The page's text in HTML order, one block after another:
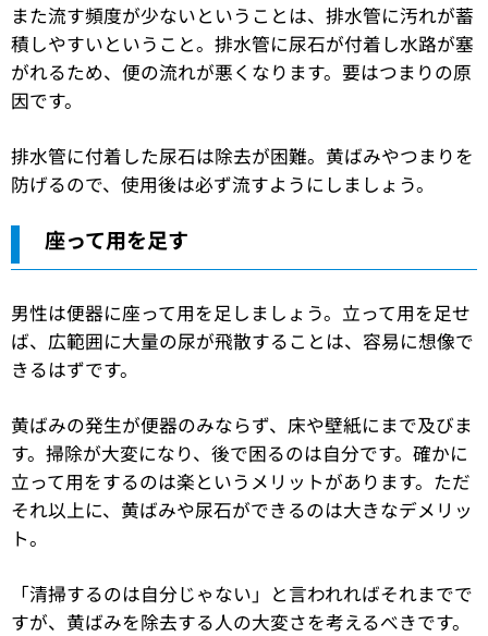
また流す頻度が少ないということは、排水管に汚れが蓄
積しやすいということ。排水管に尿石が付着し水路が塞
がれるため、便の流れが悪くなります。要はつまりの原
因です。
排水管に付着した尿石は除去が困難。黄ばみやつまりを
防げるので、使用後は必ず流すようにしましょう。
座って用を足す
男性は便器に座って用を足しましょう。立って用を足せ
ば、広範囲に大量の尿が飛散することは、容易に想像で
きるはずです。
黄ばみの発生が便器のみならず、床や壁紙にまで及びま
す。掃除が大変になり、後で困るのは自分です。確かに
立って用をするのは楽というメリットがあります。ただ
それ以上に、黄ばみや尿石ができるのは大きなデメリッ
ト。
「清掃するのは自分じゃない」と言われればそれまでで
すが、黄ばみを除去する人の大変さを考えるべきです。